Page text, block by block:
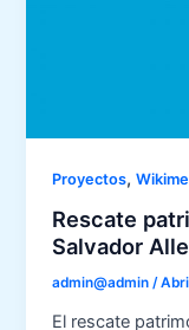
Proyectos,
Rescate
Salvador
admin@admin/
El rescate